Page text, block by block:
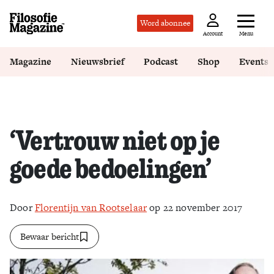
Word abonnee
Account Menu
Magazine Nieuwsbrief Podcast Shop Events
‘Vertrouw niet op je
goede bedoelingen’
DoorFlorentijn van Rootselaarop 22 november 2017
Bewaar bericht